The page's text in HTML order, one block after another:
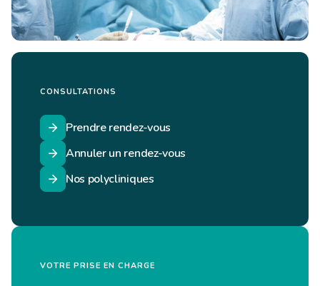
CONSULTATIONS
Prendre rendez-vous
Annuler un rendez-vous
Nos polycliniques
VOTRE PRISE EN CHARGE